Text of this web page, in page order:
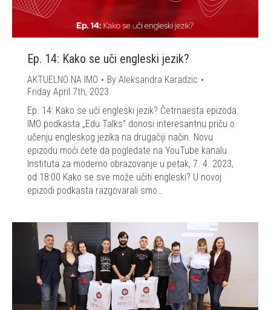
Ep. 14: Kako se uči engleski jezik?
AKTUELNO NA IMO By Aleksandra Karadzic
Friday April 7th, 2023
Ep. 14: Kako se uči engleski jezik? Četrnaesta epizoda
IMO podkasta „Edu Talks” donosi interesantnu priču o
učenju engleskog jezika na drugačiji način. Novu
epizodu moći ćete da pogledate na YouTube kanalu
Instituta za moderno obrazovanje u petak, 7. 4. 2023,
od 18:00 Kako se sve može učiti engleski? U novoj
epizodi podkasta razgovarali smo…